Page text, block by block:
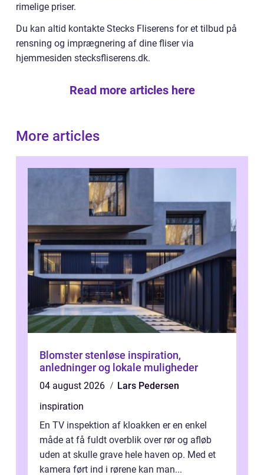
rimelige priser.
Du kan altid kontakte Stecks Fliserens for et tilbud på
rensning og imprægnering af dine fliser via
hjemmesiden stecksfliserens.dk.
Read more articles here
More articles
Blomster stenløse inspiration,
anledninger og lokale muligheder
04 august 2026
Lars Pedersen
inspiration
En TV inspektion af kloakken er en enkel
måde at få fuldt overblik over rør og afløb
uden at skulle grave hele haven op. Med et
kamera ført ind i rørene kan man...